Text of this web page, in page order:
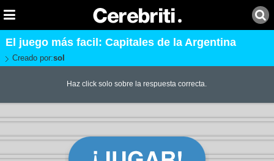
El juego más facil: Capitales de la Argentina
Creado por:sol
Haz click solo sobre la respuesta correcta.